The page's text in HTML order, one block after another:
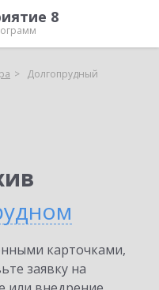
8
Долгопрудный
карточками,
заявку на